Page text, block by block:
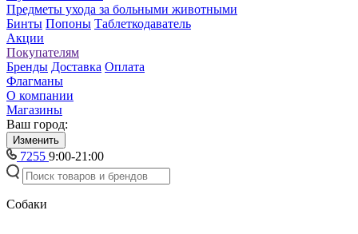
Предметы ухода за больными животными
Бинты Попоны Таблеткодаватель
Акции
Покупателям
Бренды Доставка Оплата
Флагманы
О компании
Магазины
Ваш город:
Изменить
7255 9:00-21:00
Собаки